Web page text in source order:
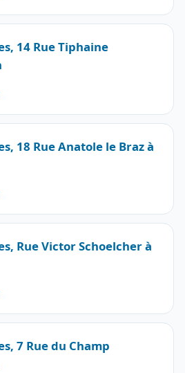
14 Rue Tiphaine
18 Rue Anatole le Braz à
Rue Victor Schoelcher à
7 Rue du Champ